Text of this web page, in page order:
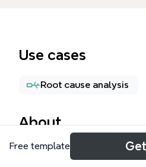
Use cases
Root cause analysis
About
CPS 創意問題解決法 流程示
Free template